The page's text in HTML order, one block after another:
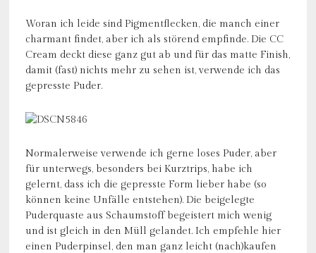
Woran ich leide sind Pigmentflecken, die manch einer
charmant findet, aber ich als störend empfinde. Die CC
Cream deckt diese ganz gut ab und für das matte Finish,
damit (fast) nichts mehr zu sehen ist, verwende ich das
gepresste Puder.
Normalerweise verwende ich gerne loses Puder, aber
für unterwegs, besonders bei Kurztrips, habe ich
gelernt, dass ich die gepresste Form lieber habe (so
können keine Unfälle entstehen). Die beigelegte
Puderquaste aus Schaumstoff begeistert mich wenig
und ist gleich in den Müll gelandet. Ich empfehle hier
einen Puderpinsel, den man ganz leicht (nach)kaufen